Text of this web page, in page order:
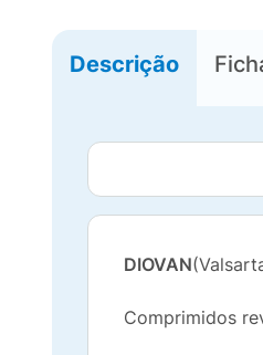
Descrição
DIOVAN
Comprimidos